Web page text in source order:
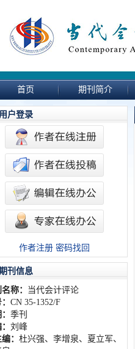
首页 期刊简介
用户登录
作者注册 密码找回
刊信息
称：
当代会计评论
CN 35-1352/F
季刊
刘峰
： 杜兴强、李增泉、夏立军、